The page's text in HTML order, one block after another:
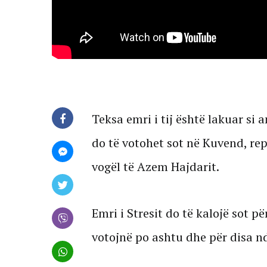
Teksa emri i tij është lakuar si
do të votohet sot në Kuvend,
vogël të Azem Hajdarit.
Emri i Stresit do të kalojë sot
votojnë po ashtu dhe për disa